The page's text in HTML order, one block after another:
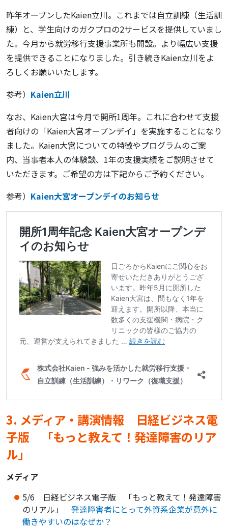
昨年オープンしたKaien立川。これまでは自立訓練（生活訓
練）と、学生向けのガクプロの2サービスを提供していまし
た。今月から就労移行支援事業所も開設。より幅広い支援
を提供できることになりました。引き続きKaien立川をよ
ろしくお願いいたします。
参考） Kaien立川
なお、Kaien大宮は今月で開所1周年。これに合わせて支援
者向けの「Kaien大宮オープンデイ」を実施することになり
ました。Kaien大宮についての特徴やプログラムのご案
内、当事者本人の体験談、1年の支援実績をご説明させて
いただきます。ご希望の方は下記からご予約ください。
参考） Kaien大宮オープンデイのお知らせ
3. メディア・講演情報 日経ビジネス電
子版 「もっと教えて！発達障害のリア
ル」
メディア
5/6 日経ビジネス電子版 「もっと教えて！発達障害
のリアル」 発達障害者にとって外資系企業が意外に
働きやすいのはなぜか？